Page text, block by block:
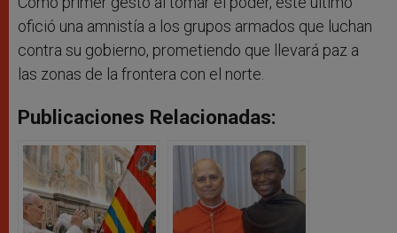
ofició una amnistía a los grupos armados que luchan
contra su gobierno, prometiendo que llevará paz a
las zonas de la frontera con el norte.
Publicaciones Relacionadas: